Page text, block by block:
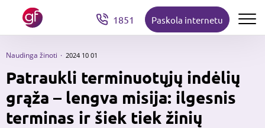
1851 Paskola internetu
Naudinga žinoti 2024 10 01
Patraukli terminuotųjų indėlių
grąža – lengva misija: ilgesnis
terminas ir šiek tiek žinių